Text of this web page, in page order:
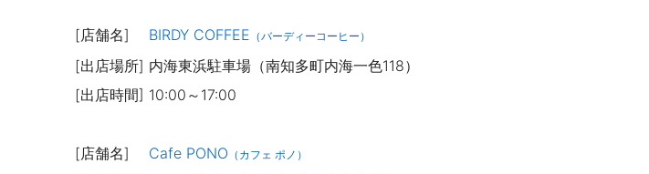
[店舗名] BIRDY COFFEE （バーディーコーヒー）
[出店場所] 内海東浜駐車場（南知多町内海一色118）
[出店時間] 10:00～17:00
[店舗名] Cafe PONO （カフェ ポノ）